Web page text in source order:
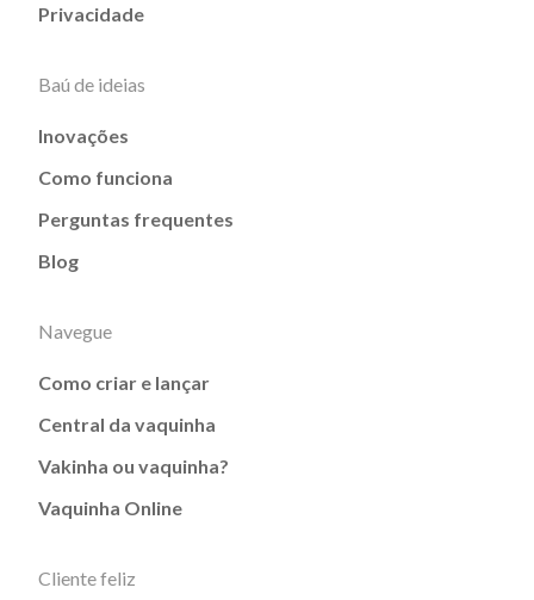
Privacidade
Baú de ideias
Inovações
Como funciona
Perguntas frequentes
Blog
Navegue
Como criar e lançar
Central da vaquinha
Vakinha ou vaquinha?
Vaquinha Online
Cliente feliz